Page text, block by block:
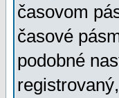
časovom
časové
podobné